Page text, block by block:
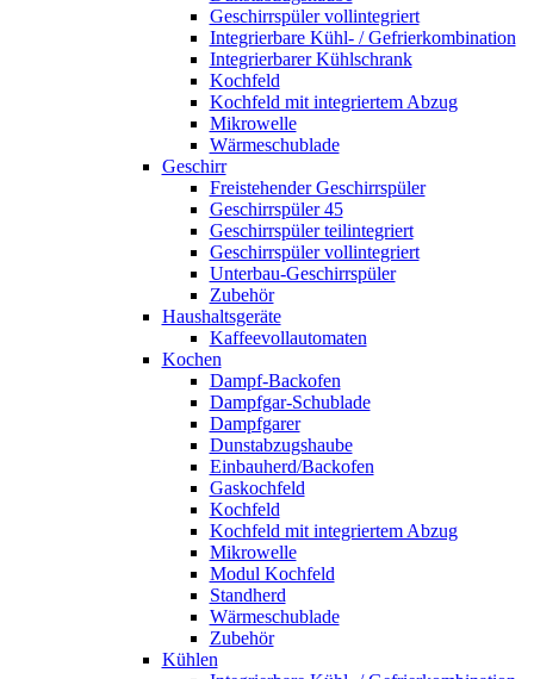
Geschirrspüler vollintegriert
Integrierbare Kühl- / Gefrierkombination
Integrierbarer Kühlschrank
Kochfeld
Kochfeld mit integriertem Abzug
Mikrowelle
Wärmeschublade
Geschirr
Freistehender Geschirrspüler
Geschirrspüler 45
Geschirrspüler teilintegriert
Geschirrspüler vollintegriert
Unterbau-Geschirrspüler
Zubehör
Haushaltsgeräte
Kaffeevollautomaten
Kochen
Dampf-Backofen
Dampfgar-Schublade
Dampfgarer
Dunstabzugshaube
Einbauherd/Backofen
Gaskochfeld
Kochfeld
Kochfeld mit integriertem Abzug
Mikrowelle
Modul Kochfeld
Standherd
Wärmeschublade
Zubehör
Kühlen